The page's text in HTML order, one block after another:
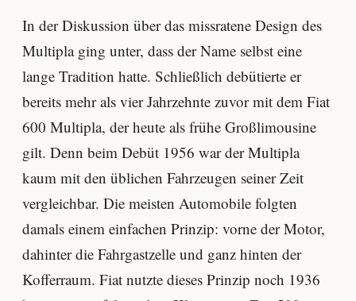
In der Diskussion über das missratene Design des
Multipla ging unter, dass der Name selbst eine
lange Tradition hatte. Schließlich debütierte er
bereits mehr als vier Jahrzehnte zuvor mit dem Fiat
600 Multipla, der heute als frühe Großlimousine
gilt. Denn beim Debüt 1956 war der Multipla
kaum mit den üblichen Fahrzeugen seiner Zeit
vergleichbar. Die meisten Automobile folgten
damals einem einfachen Prinzip: vorne der Motor,
dahinter die Fahrgastzelle und ganz hinten der
Kofferraum. Fiat nutzte dieses Prinzip noch 1936